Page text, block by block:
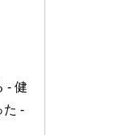
- 健
た -